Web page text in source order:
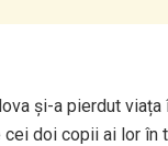
și-a pierdut
doi copii ai lor în